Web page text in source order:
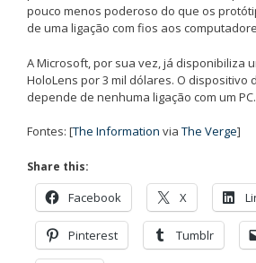
pouco menos poderoso do que os
de uma ligação com fios aos
A Microsoft, por sua vez, já disponibiliza
HoloLens por 3 mil dólares. O dispositivo
depende de nenhuma ligação com um PC.
Fontes: [The Information via The Verge]
Share this:
Facebook X
Pinterest Tumblr